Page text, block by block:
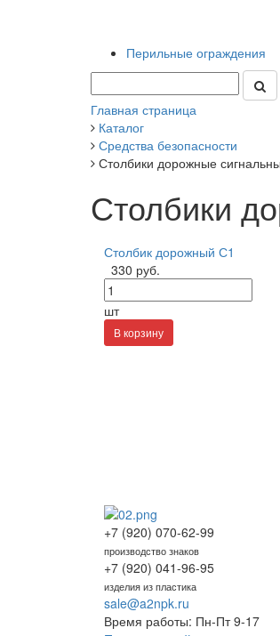
Перильные ограждения
Главная страница
Каталог
Средства безопасности
Столбики дорожные
Столбики
Столбик дорожный С1
330 руб.
шт
В корзину
+7 (920) 070-62-99
производство знаков
+7 (920) 041-96-95
изделия из пластика
sale@a2npk.ru
Время работы: Пн-Пт 9-17